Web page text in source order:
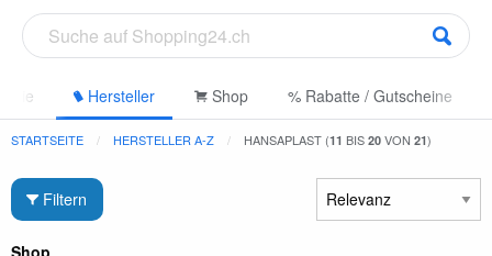
Hersteller Shop % Rabatte / Gutscheine
STARTSEITE HERSTELLER A-Z HANSAPLAST (11 BIS 20 VON 21)
Filtern